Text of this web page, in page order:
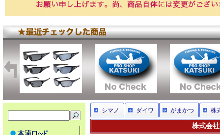
シマノ ダイワ がまかつ 株
株式会